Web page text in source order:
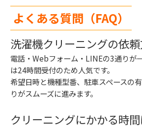
よくある質問（FAQ）
洗濯機クリーニングの依頼
電話・Webフォーム・LINEの3通りが
は24時間受付のため人気です。
希望日時と機種型番、駐車スペースの
りがスムーズに進みます。
クリーニングにかかる時間